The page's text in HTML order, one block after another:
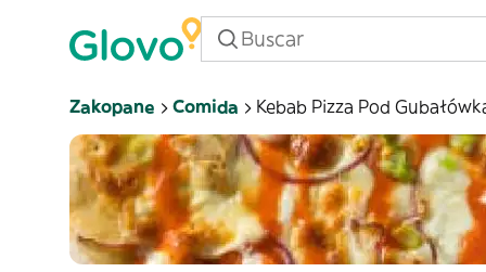
Zakopane Comida Kebab Pizza Pod